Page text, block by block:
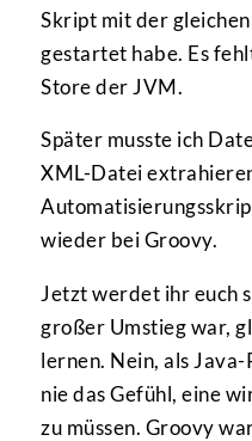
Skript mit der
gestartet habe. Es
Store der JVM.
Später musste ich
XML-Datei
wieder bei Groovy.
Jetzt werdet ihr euch
großer Umstieg war,
lernen. Nein, als
nie das Gefühl, eine
zu müssen. Groovy